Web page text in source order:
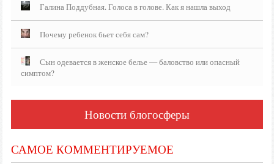
Галина Поддубная. Голоса в голове. Как я нашла выход
Почему ребенок бьет себя сам?
Сын одевается в женское белье — баловство или опасный
симптом?
Новости блогосферы
САМОЕ КОММЕНТИРУЕМОЕ